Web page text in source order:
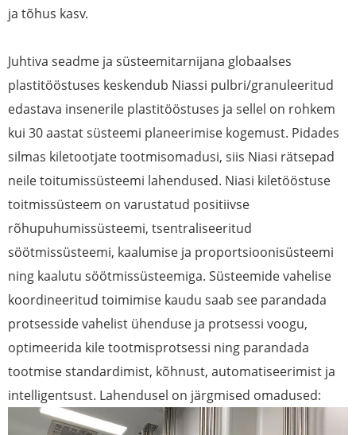
ja tõhus kasv.
Juhtiva seadme ja süsteemitarnijana globaalses
plastitööstuses keskendub Niassi pulbri/granuleeritud
edastava insenerile plastitööstuses ja sellel on rohkem
kui 30 aastat süsteemi planeerimise kogemust. Pidades
silmas kiletootjate tootmisomadusi, siis Niasi rätsepad
neile toitumissüsteemi lahendused. Niasi kiletööstuse
toitmissüsteem on varustatud positiivse
rõhupuhumissüsteemi, tsentraliseeritud
söötmissüsteemi, kaalumise ja proportsioonisüsteemi
ning kaalutu söötmissüsteemiga. Süsteemide vahelise
koordineeritud toimimise kaudu saab see parandada
protsesside vahelist ühenduse ja protsessi voogu,
optimeerida kile tootmisprotsessi ning parandada
tootmise standardimist, kõhnust, automatiseerimist ja
intelligentsust. Lahendusel on järgmised omadused: